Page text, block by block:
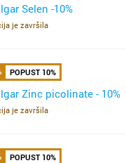
Selen -10%
je završila
POPUST 10%
Zinc picolinate - 10%
je završila
POPUST 10%